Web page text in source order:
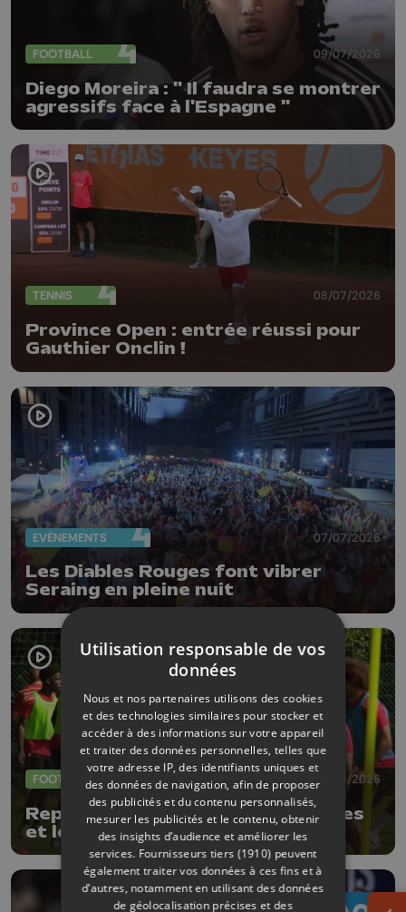
FOOTBALL 09/07/2026
Diego Moreira : " Il faudra se montrer
agressifs face à l'Espagne "
TENNIS 08/07/2026
Province Open : entrée réussi pour
Gauthier Onclin !
EVÈNEMENTS 07/07/2026
Les Diables Rouges font vibrer
Seraing en pleine nuit
FOOTBALL 29/06/2026
Reprise au Standard : trois recrues
et le retour de Jonathan Legear
Utilisation responsable de vos
données
Nous et nos partenaires utilisons des cookies
et des technologies similaires pour stocker et
accéder à des informations sur votre appareil
et traiter des données personnelles, telles que
votre adresse IP, des identifiants uniques et
des données de navigation, afin de proposer
des publicités et du contenu personnalisés,
mesurer les publicités et le contenu, obtenir
des insights d’audience et améliorer les
services. Fournisseurs tiers (1910) peuvent
également traiter vos données à ces fins et à
d’autres, notamment en utilisant des données
de géolocalisation précises et des